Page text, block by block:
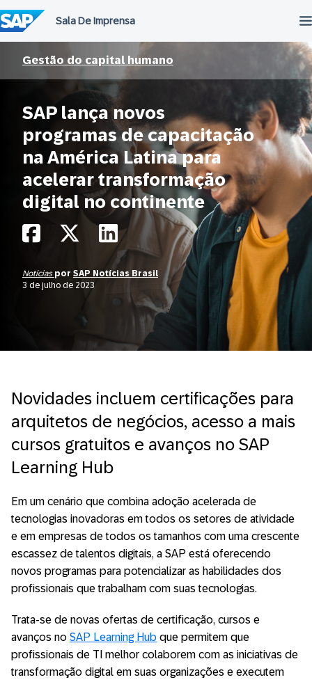
para
o
conteúdo
Gestão do capital humano
SAP lança novos
programas de capacitação
na América Latina para
acelerar transformação
digital no continente
Notícias por SAP Notícias Brasil
3 de julho de 2023
Novidades incluem certificações para
arquitetos de negócios, acesso a mais
cursos gratuitos e avanços no SAP
Learning Hub
Em um cenário que combina adoção acelerada de
tecnologias inovadoras em todos os setores de atividade
e em empresas de todos os tamanhos com uma crescente
escassez de talentos digitais, a SAP está oferecendo
novos programas para potencializar as habilidades dos
profissionais que trabalham com suas tecnologias.
Trata-se de novas ofertas de certificação, cursos e
avanços no SAP Learning Hub que permitem que
profissionais de TI melhor colaborem com as iniciativas de
transformação digital em suas organizações e executem